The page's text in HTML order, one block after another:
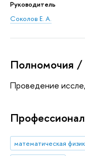
Руководитель
Соколов Е. А.
Полномочия /
Проведение
математическая